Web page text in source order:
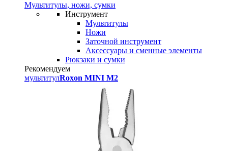
Мультитулы, ножи, сумки
Инструмент
Мультитулы
Ножи
Заточной инструмент
Аксессуары и сменные элементы
Рюкзаки и сумки
Рекомендуем
мультитулRoxon MINI M2